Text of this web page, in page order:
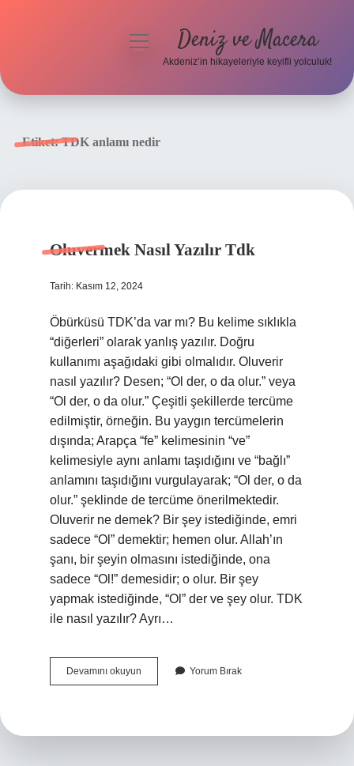
menüyü Deniz ve Macera
Akdeniz’in hikayeleriyle keyifli yolculuk!
Etiket:TDK anlamı nedir
Oluvermek Nasıl Yazılır Tdk
Tarih: Kasım 12, 2024
Öbürküsü TDK’da var mı? Bu kelime sıklıkla
“diğerleri” olarak yanlış yazılır. Doğru
kullanımı aşağıdaki gibi olmalıdır. Oluverir
nasıl yazılır? Desen; “Ol der, o da olur.” veya
“Ol der, o da olur.” Çeşitli şekillerde tercüme
edilmiştir, örneğin. Bu yaygın tercümelerin
dışında; Arapça “fe” kelimesinin “ve”
kelimesiyle aynı anlamı taşıdığını ve “bağlı”
anlamını taşıdığını vurgulayarak; “Ol der, o da
olur.” şeklinde de tercüme önerilmektedir.
Oluverir ne demek? Bir şey istediğinde, emri
sadece “Ol” demektir; hemen olur. Allah’ın
şanı, bir şeyin olmasını istediğinde, ona
sadece “Ol!” demesidir; o olur. Bir şey
yapmak istediğinde, “Ol” der ve şey olur. TDK
ile nasıl yazılır? Ayrı…
Devamını okuyun Oluvermek
Nasıl
Yorum Bırak